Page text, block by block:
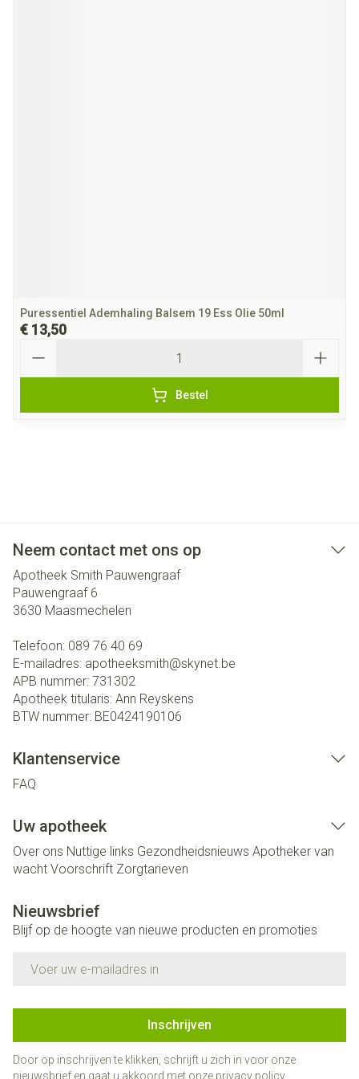
Puressentiel Ademhaling Balsem 19 Ess Olie 50ml
€ 13,50
Bestel
Neem contact met ons op
Apotheek Smith Pauwengraaf
Pauwengraaf 6
3630 Maasmechelen
Telefoon: 089 76 40 69
E-mailadres: apotheeksmith@skynet.be
APB nummer: 731302
Apotheek titularis: Ann Reyskens
BTW nummer: BE0424190106
Klantenservice
FAQ
Uw apotheek
Over ons Nuttige links Gezondheidsnieuws Apotheker van
wacht Voorschrift Zorgtarieven
Nieuwsbrief
Blijf op de hoogte van nieuwe producten en promoties
Inschrijven
Door op inschrijven te klikken, schrijft u zich in voor onze
nieuwsbrief en gaat u akkoord met onze privacy policy.